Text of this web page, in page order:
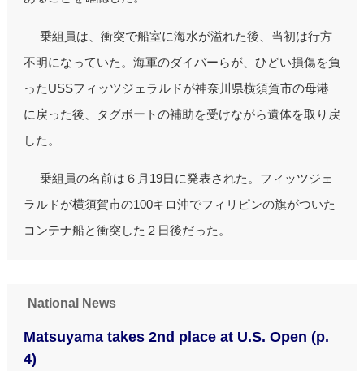
乗組員は、衝突で船室に海水が溢れた後、当初は行方
不明になっていた。海軍のダイバーらが、ひどい損傷を負
ったUSSフィッツジェラルドが神奈川県横須賀市の母港
に戻った後、タグボートの補助を受けながら遺体を取り戻
した。
乗組員の名前は６月19日に発表された。フィッツジェ
ラルドが横須賀市の100キロ沖でフィリピンの旗がついた
コンテナ船と衝突した２日後だった。
National News
Matsuyama takes 2nd place at U.S. Open (p.
4)